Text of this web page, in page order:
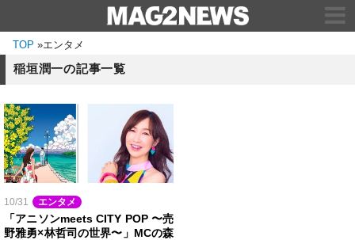
TOP »エンタメ
稲垣潤一の記事一覧
10/31 エンタメ
「アニソンmeets CITY POP 〜売
野雅勇×林哲司の世界〜」MCの森